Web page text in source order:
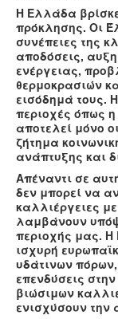
Η Ελλάδα
πρόκλησης. Οι
συνέπειες της
αποδόσεις,
ενέργειας,
θερμοκρασιών
εισόδημά τους.
περιοχές όπως
αποτελεί μόνο
ζήτημα
ανάπτυξης και
Απέναντι σε
δεν μπορεί να
καλλιέργειες
λαμβάνουν
περιοχής μας. Η
ισχυρή
υδάτινων
επενδύσεις
βιώσιμων
ενισχύσουν την